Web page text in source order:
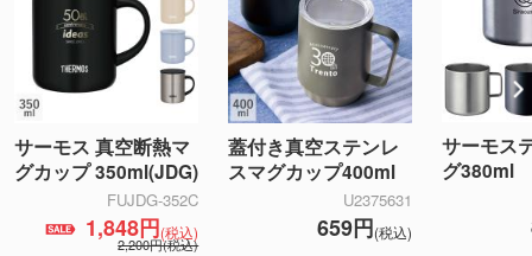
サーモス 真空断熱マ
グカップ 350ml(JDG)
FUJDG-352C
1,848円(税込)
2,200円(税込)
蓋付き真空ステンレ
スマグカップ400ml
U2375631
659円(税込)
サーモス
グ380ml